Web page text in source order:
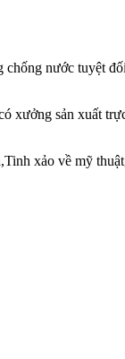
nước tuyệt
xưởng sản xuất
xảo về mỹ